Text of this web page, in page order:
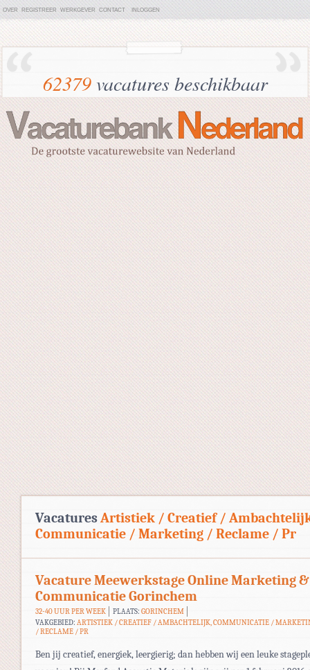
OVER REGISTREER WERKGEVER CONTACT INLOGGEN
62379vacatures beschikbaar
VacaturesArtistiek / Creatief /
Communicatie / Marketing / Reclame / Pr
Vacature Meewerkstage Online Marketing &
Communicatie Gorinchem
32-40 UUR PER WEEK PLAATS: GORINCHEM
VAKGEBIED: ARTISTIEK / CREATIEF / AMBACHTELIJK, COMMUNICATIE /
/ RECLAME / PR
Ben jij creatief, energiek, leergierig; dan hebben wij een leuke